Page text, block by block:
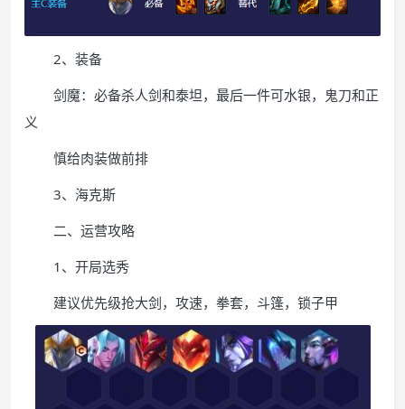
2、装备
剑魔：必备杀人剑和泰坦，最后一件可水银，鬼刀和正
义
慎给肉装做前排
3、海克斯
二、运营攻略
1、开局选秀
建议优先级抢大剑，攻速，拳套，斗篷，锁子甲